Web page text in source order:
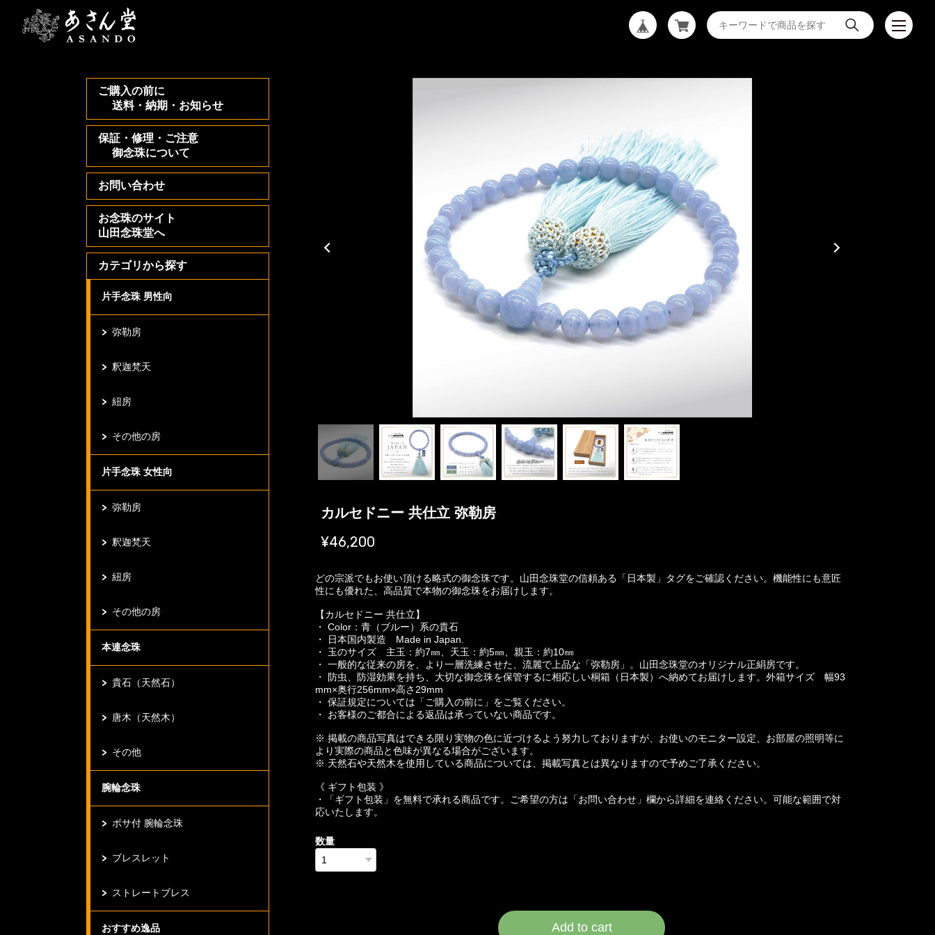
ご購入の前に
送料・納期・お知らせ
保証・修理・ご注意
御念珠について
お問い合わせ
お念珠のサイト
山田念珠堂へ
カテゴリから探す
片手念珠 男性向
弥勒房
釈迦梵天
紐房
その他の房
片手念珠 女性向
弥勒房
釈迦梵天
紐房
その他の房
本連念珠
貴石（天然石）
唐木（天然木）
その他
腕輪念珠
ボサ付 腕輪念珠
ブレスレット
ストレートブレス
おすすめ逸品
カルセドニー 共仕立 弥勒房
¥46,200
どの宗派でもお使い頂ける略式の御念珠です。山田念珠堂の信頼ある「日本製」タグをご確認ください。機能性にも意匠
性にも優れた、高品質で本物の御念珠をお届けします。
【カルセドニー 共仕立】
・ Color：青（ブルー）系の貴石
・ 日本国内製造 Made in Japan.
・ 玉のサイズ 主玉：約7㎜、天玉：約5㎜、親玉：約10㎜
・ 一般的な従来の房を、より一層洗練させた、流麗で上品な「弥勒房」。山田念珠堂のオリジナル正絹房です。
・ 防虫、防湿効果を持ち、大切な御念珠を保管するに相応しい桐箱（日本製）へ納めてお届けします。外箱サイズ 幅93
mm×奥行256mm×高さ29mm
・ 保証規定については「ご購入の前に」をご覧ください。
・ お客様のご都合による返品は承っていない商品です。
※ 掲載の商品写真はできる限り実物の色に近づけるよう努力しておりますが、お使いのモニター設定、お部屋の照明等に
より実際の商品と色味が異なる場合がございます。
※ 天然石や天然木を使用している商品については、掲載写真とは異なりますので予めご了承ください。
《 ギフト包装 》
・「ギフト包装」を無料で承れる商品です。ご希望の方は「お問い合わせ」欄から詳細を連絡ください。可能な範囲で対
応いたします。
数量
Add to cart